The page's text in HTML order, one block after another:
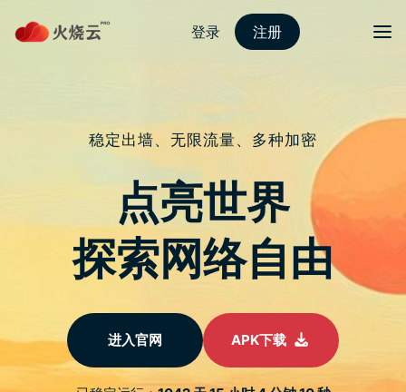
至
正
文 protonvpn下载
Alexa已关闭！有没有可替代的工具？推荐
SimilarWeb网站排名查询、流量分析、SEO
关键字探索、对手数据分析。
Alexa是网站排名查询、网站流量分析、探索相关网站和优化SEO
如果你正在找类似Alexa的替代品的话，应该就属SimilarWeb莫
属了，可分析网站热门关键字、社群行销和竞争者数据。